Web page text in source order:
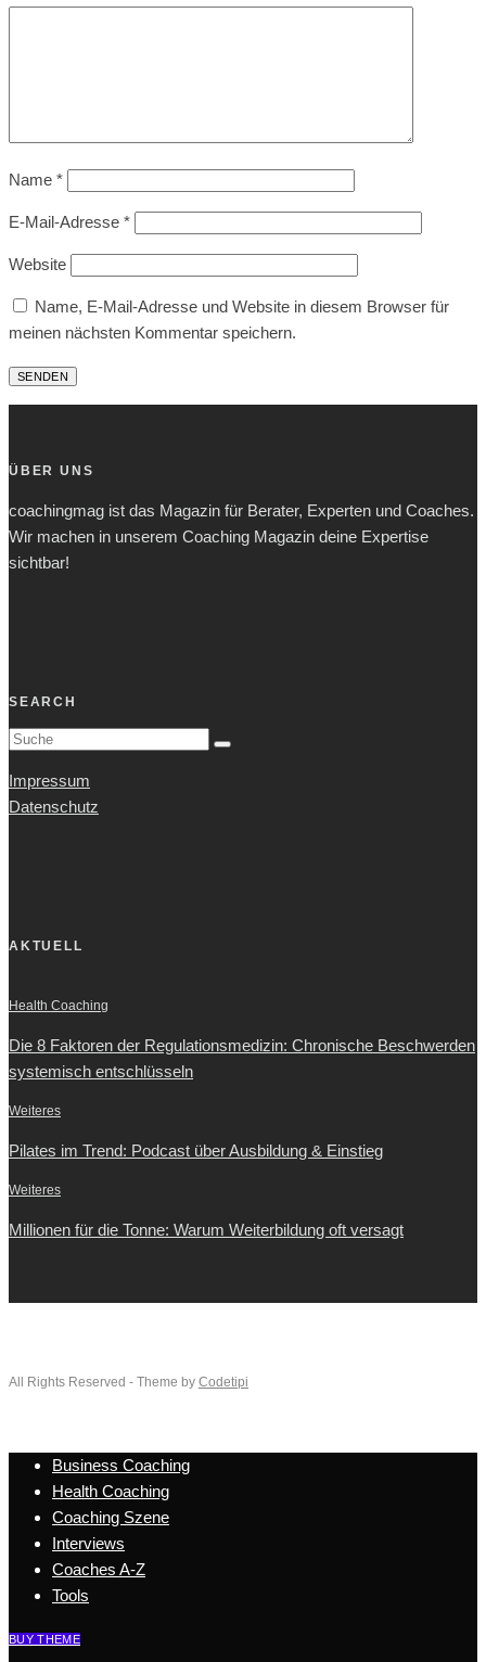
Name *
E-Mail-Adresse *
Website
Name, E-Mail-Adresse und Website in diesem Browser für
meinen nächsten Kommentar speichern.
ÜBER UNS
coachingmag ist das Magazin für Berater, Experten und Coaches.
Wir machen in unserem Coaching Magazin deine Expertise
sichtbar!
SEARCH
Impressum
Datenschutz
AKTUELL
Health Coaching
Die 8 Faktoren der Regulationsmedizin: Chronische Beschwerden
systemisch entschlüsseln
Weiteres
Pilates im Trend: Podcast über Ausbildung & Einstieg
Weiteres
Millionen für die Tonne: Warum Weiterbildung oft versagt
All Rights Reserved - Theme by Codetipi
Business Coaching
Health Coaching
Coaching Szene
Interviews
Coaches A-Z
Tools
BUY THEME